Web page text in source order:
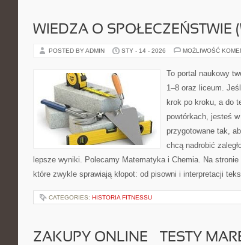
WIEDZA O SPOŁECZEŃSTWIE
POSTED BY ADMIN STY - 14 - 2026 MOŻLIWOŚĆ
To portal naukowy
1–8 oraz liceum.
krok po kroku, a do
powtórkach, jesteś
przygotowane tak,
chcą nadrobić
lepsze wyniki. Polecamy Matematyka i Chemia. Na
które zwykle sprawiają kłopot: od pisowni i interpretacji
CATEGORIES: HISTORIA FITNESSU
ZAKUPY ONLINE – TESTY